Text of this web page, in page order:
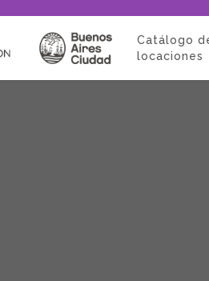
Catálogo
locaciones